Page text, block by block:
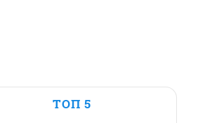
ТОП 5